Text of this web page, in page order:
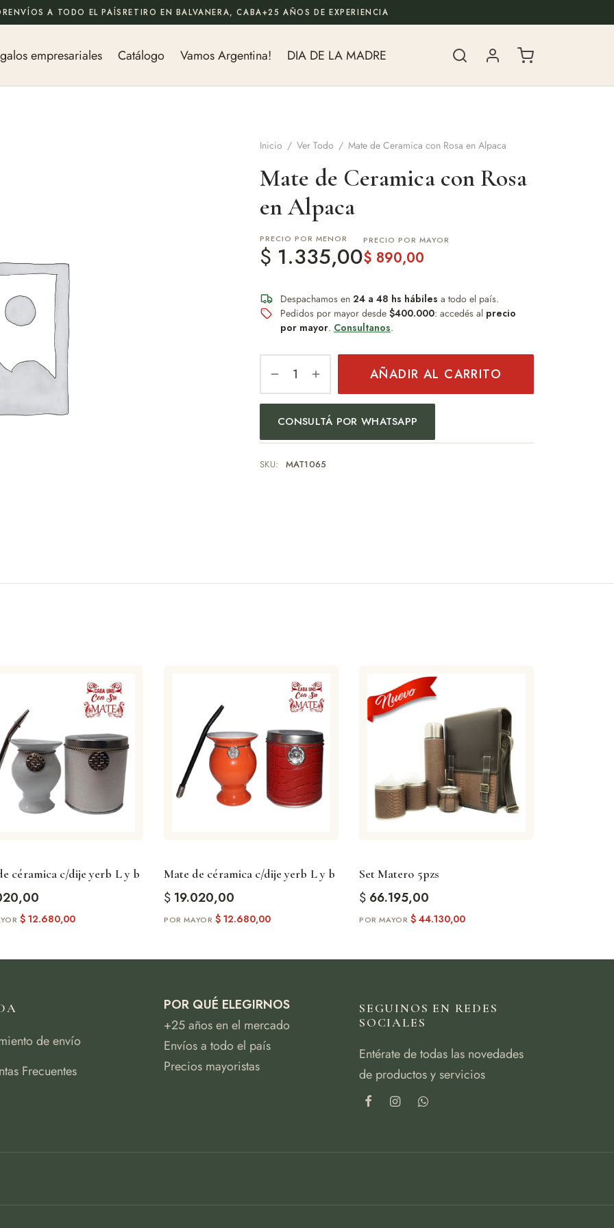
empresariales Catálogo Vamos Argentina! DIA DE LA MADRE
Inicio / Ver Todo / Mate de Ceramica con Rosa en Alpaca
Mate de Ceramica con Rosa
en Alpaca
PRECIO POR MENOR
$ 1.335,00
PRECIO POR MAYOR
$ 890,00
Despachamos en 24 a 48 hs hábiles a todo el país.
Pedidos por mayor desde $400.000: accedés al precio
por mayor. Consultanos.
AÑADIR AL CARRITO
CONSULTÁ POR WHATSAPP
SKU: MAT1065
céramica c/dije yerb L y b
$ 12.680,00
Mate de céramica c/dije yerb L y b
$ 19.020,00
$ 12.680,00
Set Matero 5pzs
$ 66.195,00
$ 44.130,00
de envío
Frecuentes
POR QUÉ ELEGIRNOS
+25 años en el mercado
Envíos a todo el país
Precios mayoristas
SEGUINOS EN REDES
SOCIALES
Entérate de todas las novedades
de productos y servicios
ENVÍOS A TODO EL PAÍSRETIRO EN BALVANERA, CABA+25 AÑOS DE EXPERIENCIA